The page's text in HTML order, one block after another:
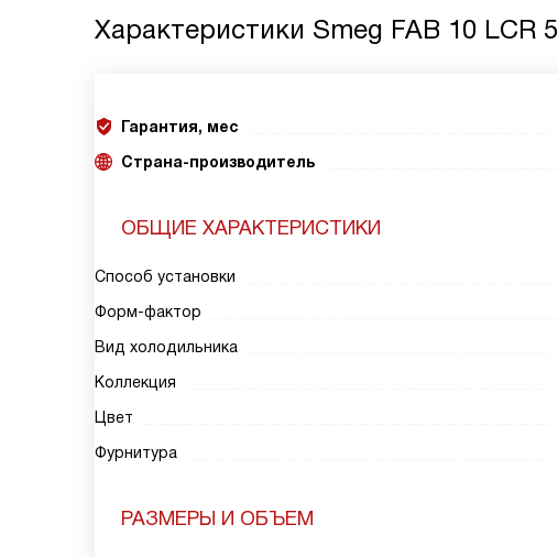
Характеристики Smeg FAB 10 LCR 5
Гарантия, мес
Страна-производитель
ОБЩИЕ ХАРАКТЕРИСТИКИ
Способ установки
Форм-фактор
Вид холодильника
Коллекция
Цвет
Фурнитура
РАЗМЕРЫ И ОБЪЕМ